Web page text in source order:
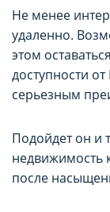
Не менее
удаленно.
этом
доступности
серьезным
Подойдет он и
недвижимость
после